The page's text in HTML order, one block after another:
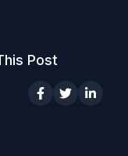
Post